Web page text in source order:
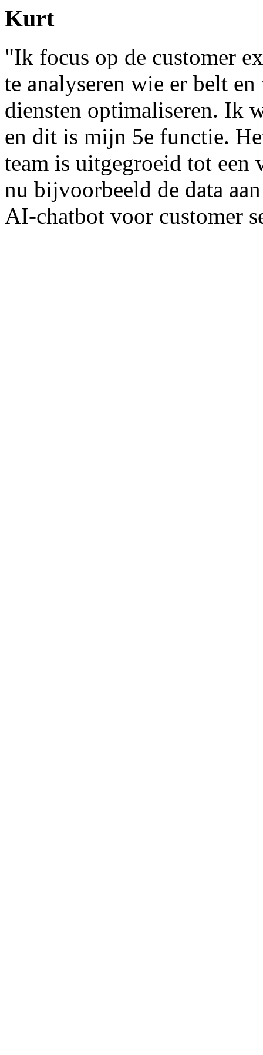
Kurt
"Ik focus op de customer
te analyseren wie er belt
diensten optimaliseren. Ik
en dit is mijn 5e functie.
team is uitgegroeid tot een
nu bijvoorbeeld de data
AI-chatbot voor customer